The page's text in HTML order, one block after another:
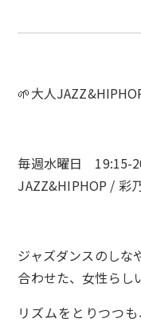
🌱大人
毎週水曜日 19:15-
JAZZ&HIPHOP / 彩
ジャズダンスのしな
合わせた、女性らし
リズムをとりつつ